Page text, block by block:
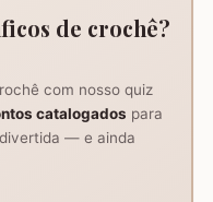
Nunes Execuç
de crochê?
com nosso quiz
catalogados para
— e ainda